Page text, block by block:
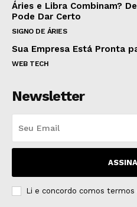
Áries e Libra Combinam?
Pode Dar Certo
SIGNO DE ÁRIES
Sua Empresa Está Pronta
WEB TECH
Newsletter
Li e concordo comos termos